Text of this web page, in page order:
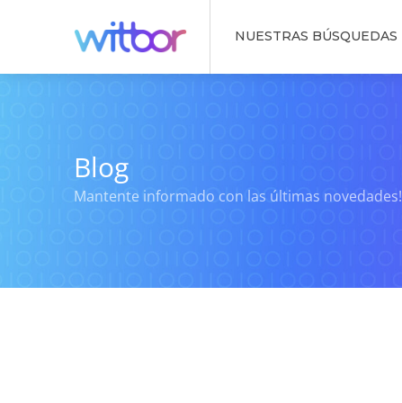
NUESTRAS BÚSQUEDAS
Blog
Mantente informado con las últimas novedades!